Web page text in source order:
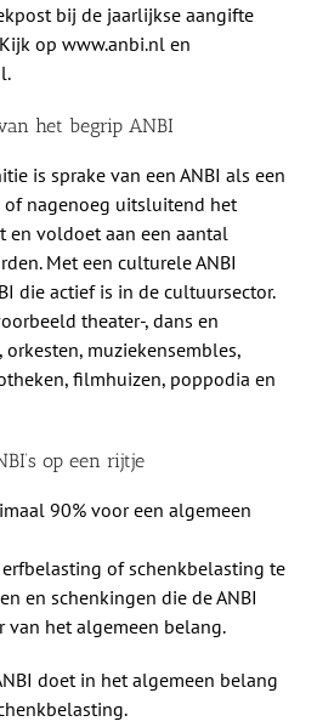
bij de jaarlijkse aangifte
op www.anbi.nl en
het begrip ANBI
is sprake van een ANBI als een
nagenoeg uitsluitend het
en voldoet aan een aantal
Met een culturele ANBI
die actief is in de cultuursector.
theater-, dans en
muziekensembles,
filmhuizen, poppodia en
op een rijtje
90% voor een algemeen
erfbelasting of schenkbelasting te
en schenkingen die de ANBI
van het algemeen belang.
doet in het algemeen belang